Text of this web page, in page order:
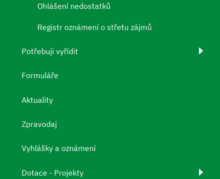
Ohlášení nedostatků
Registr oznámení o střetu zájmů
Potřebuji vyřídit
Formuláře
Aktuality
Zpravodaj
Vyhlášky a oznámení
Dotace - Projekty